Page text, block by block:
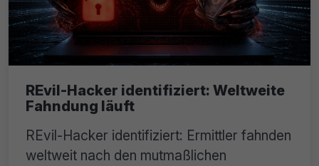
REvil-Hacker identifiziert: Weltweite
Fahndung läuft
REvil-Hacker identifiziert: Ermittler fahnden
weltweit nach den mutmaßlichen